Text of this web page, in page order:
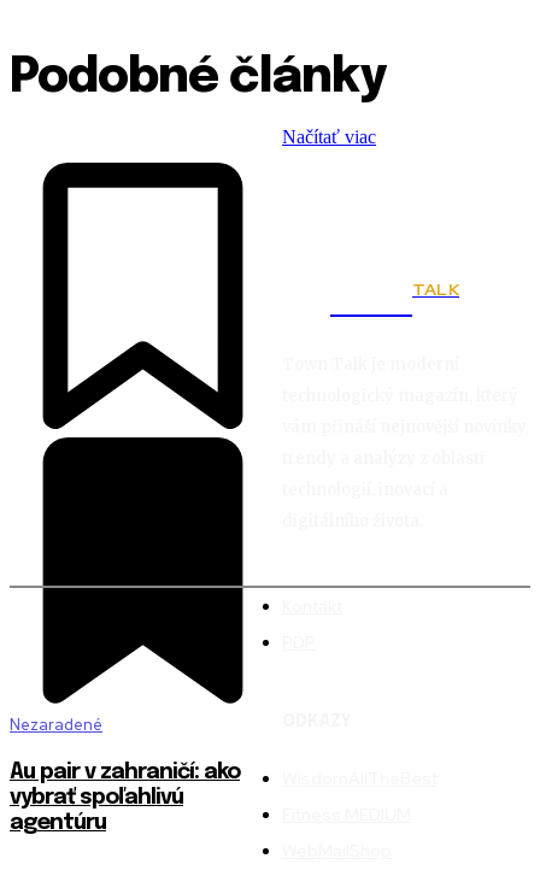
Podobné články
Nezaradené
Au pair v zahraničí: ako
vybrať spoľahlivú
agentúru
Načítať viac
TALK